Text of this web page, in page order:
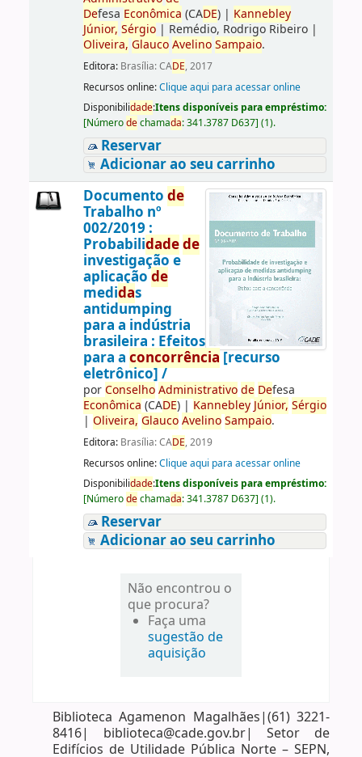
Defesa Econômica (CADE)| Kannebley
Júnior, Sérgio| Remédio, Rodrigo Ribeiro|
Oliveira, Glauco Avelino Sampaio.
Editora: Brasília: CADE, 2017
Recursos online:Clique aqui para acessar online
Disponibilidade:Itens disponíveis para empréstimo:
[Númerodechamada:341.3787 D637] (1).
Reservar
Adicionar ao seu carrinho
Documento de
Trabalho nº
002/2019 :
Probabilidadede
investigação e
aplicação de
medidas
antidumping
para a indústria
brasileira : Efeitos
para a concorrência [recurso
eletrônico] /
porConselho Administrativo de Defesa
Econômica (CADE)| Kannebley Júnior, Sérgio
| Oliveira, Glauco Avelino Sampaio.
Editora: Brasília: CADE, 2019
Recursos online:Clique aqui para acessar online
Disponibilidade:Itens disponíveis para empréstimo:
[Númerodechamada:341.3787 D637] (1).
Reservar
Adicionar ao seu carrinho
Não encontrou o
que procura?
Faça uma
sugestão de
aquisição
Biblioteca Agamenon Magalhães|(61) 3221-
8416| biblioteca@cade.gov.br| Setor de
Edifícios de Utilidade Pública Norte – SEPN,